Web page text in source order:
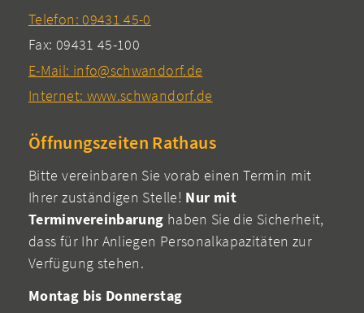
Telefon: 09431 45-0
Fax: 09431 45-100
E-Mail: info@schwandorf.de
Internet: www.schwandorf.de
Öffnungszeiten Rathaus
Bitte vereinbaren Sie vorab einen Termin mit
Ihrer zuständigen Stelle! Nur mit
Terminvereinbarung haben Sie die Sicherheit,
dass für Ihr Anliegen Personalkapazitäten zur
Verfügung stehen.
Montag bis Donnerstag